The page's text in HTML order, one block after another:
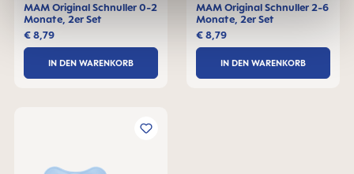
MAM Original Schnuller 0-2
Monate, 2er Set
€ 8,79
IN DEN WARENKORB
MAM Original Schnuller 2-6
Monate, 2er Set
€ 8,79
IN DEN WARENKORB